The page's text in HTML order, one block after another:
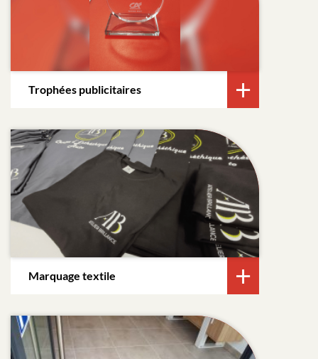
Trophées publicitaires
Marquage textile